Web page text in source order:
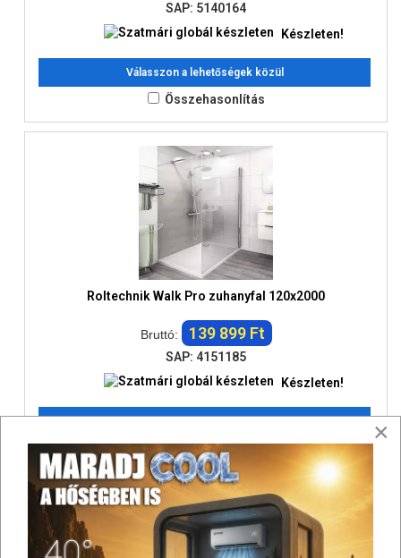
SAP: 5140164
Készleten!
Válasszon a lehetőségek közül
Összehasonlítás
Roltechnik Walk Pro zuhanyfal 120x2000
Bruttó: 139 899 Ft
SAP: 4151185
Készleten!
Összehasonlítás
×